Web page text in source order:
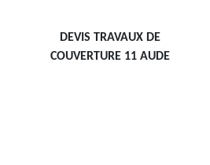
DEVIS TRAVAUX DE
COUVERTURE 11 AUDE